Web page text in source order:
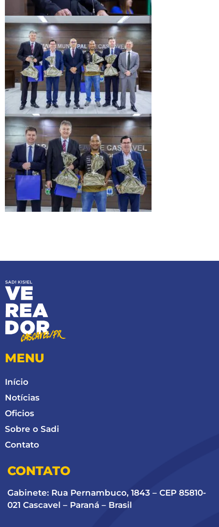
MENU
Início
Notícias
Oficios
Sobre o Sadi
Contato
CONTATO
Gabinete: Rua Pernambuco, 1843 – CEP 85810-
021 Cascavel – Paraná – Brasil